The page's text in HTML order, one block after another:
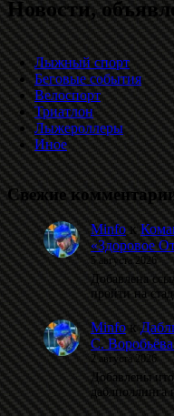
Новости,
Лыжный спорт
Беговые события
Велоспорт
Триатлон
Лыжероллеры
Иное
Свежие
Minfoк
«Здоровое
5 августа 2026
Добавлена
пройти на
Minfoк
С.
2 августа 2026
Добавлены
даблполлинга